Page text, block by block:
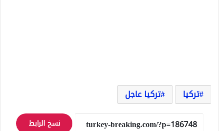
تركيا تركيا عاجل
نسخ الرابط